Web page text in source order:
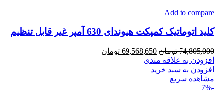
Add to compare
کلید اتوماتیک کمپکت هیوندای 630 آمپر غیر قابل تنظیم
74,805,000 تومان قیمت
اصلی
69,568,650 تومان
افزودن به علاقه مندی
افزودن به سبد خرید
مشاهده سریع
-7%